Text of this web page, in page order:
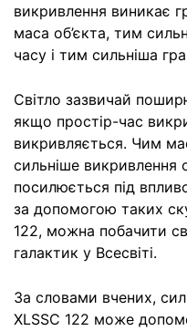
викривлення виникає
маса об’єкта, тим
часу і тим сильніша
Світло зазвичай
якщо простір-час
викривляється. Чим
сильніше викривлення
посилюється під
за допомогою таких
122, можна побачити
галактик у Всесвіті.
За словами вчених,
XLSSC 122 може